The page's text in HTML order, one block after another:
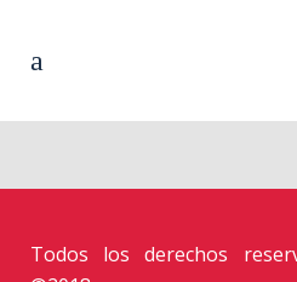
Todos los derechos